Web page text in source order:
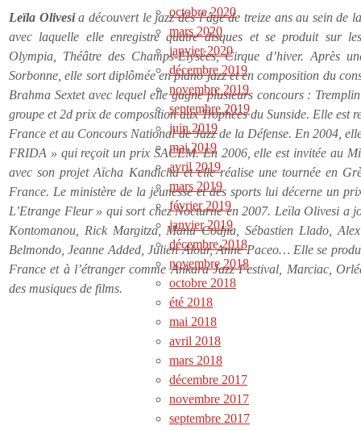
Leïla Olivesia découvert le jazz dès l’âge de treize ans au sein de
avec laquelle elle enregistre quatre disques et se produit sur
Olympia, Théâtre des Champs-Elysées, Cirque d’hiver. Après
Sorbonne, elle sort diplômée en piano jazz et en composition du
Brahma Sextet avec lequel elle gagne plusieurs concours :
groupe et 2d prix de composition aux Trophées du Sunside. Elle est
France et au Concours National de Jazz de la Défense. En 2004,
FRIDA » qui reçoit un prix SACEM. En 2006, elle est invitée au
avec son projet Aïcha Kandicha et elle réalise une tournée en
France. Le ministère de la jeunesse et des sports lui décerne un
L’Etrange Fleur » qui sort chez Nocturne en 2007. Leïla Olivesi a
Kontomanou, Rick Margitza, Manu Codjia, Sébastien Llado,
Belmondo, Jeanne Added, Julien Alour, Anne Paceo… Elle se
France et à l’étranger comme Ankara Jazz Festival, Marciac,
des musiques de films.
octobre 2020
mars 2020
janvier 2020
décembre 2019
novembre 2019
septembre 2019
juin 2019
mai 2019
avril 2019
mars 2019
février 2019
janvier 2019
décembre 2018
novembre 2018
octobre 2018
été 2018
mai 2018
avril 2018
mars 2018
décembre 2017
novembre 2017
septembre 2017